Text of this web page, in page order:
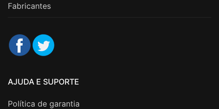
Fabricantes
AJUDA E SUPORTE
Política de garantia